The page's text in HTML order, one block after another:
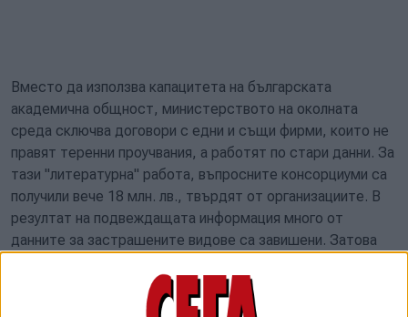
Вместо да използва капацитета на българската
академична общност, министерството на околната
среда сключва договори с едни и същи фирми, които не
правят теренни проучвания, а работят по стари данни. За
тази "литературна" работа, въпросните консорциуми са
получили вече 18 млн. лв., твърдят от организациите. В
резултат на подвеждащата информация много от
данните за застрашените видове са завишени. Затова
последните договори и да се възложи повторно
извършването на проучвания от БАН.